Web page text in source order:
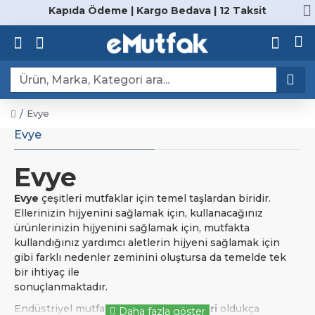
Kapıda Ödeme | Kargo Bedava | 12 Taksit
Evye
Evye
Evye
Evye çeşitleri mutfaklar için temel taşlardan biridir.
Ellerinizin hijyenini sağlamak için, kullanacağınız
ürünlerinizin hijyenini sağlamak için, mutfakta
kullandığınız yardımcı aletlerin hijyeni sağlamak için
gibi farklı nedenler zeminini oluştursa da temelde tek
bir ihtiyaç ile
sonuçlanmaktadır.
Endüstriyel mutfaklardaevye modelleri oldukça